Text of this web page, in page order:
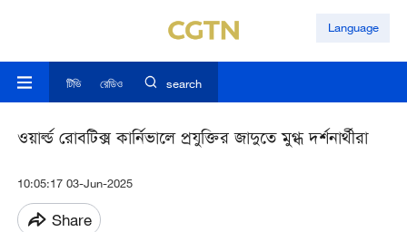
Language
টিভি রেডিও search
ওয়ার্ল্ড রোবটিক্স কার্নিভালে প্রযুক্তির জাদুতে মুগ্ধ দর্শনার্থীরা
10:05:17 03-Jun-2025
Share